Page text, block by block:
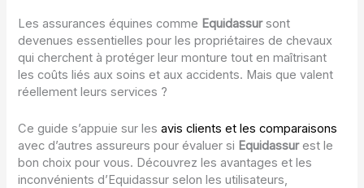
Les assurances équines comme Equidassursont
devenues essentielles pour les propriétaires de chevaux
qui cherchent à protéger leur monture tout en maîtrisant
les coûts liés aux soins et aux accidents. Mais que valent
réellement leurs services ?
Ce guide s’appuie sur lesavis clients et les comparaisons
avec d’autres assureurs pour évaluer si Equidassurest le
bon choix pour vous. Découvrez les avantages et les
inconvénients d’Equidassur selon les utilisateurs,